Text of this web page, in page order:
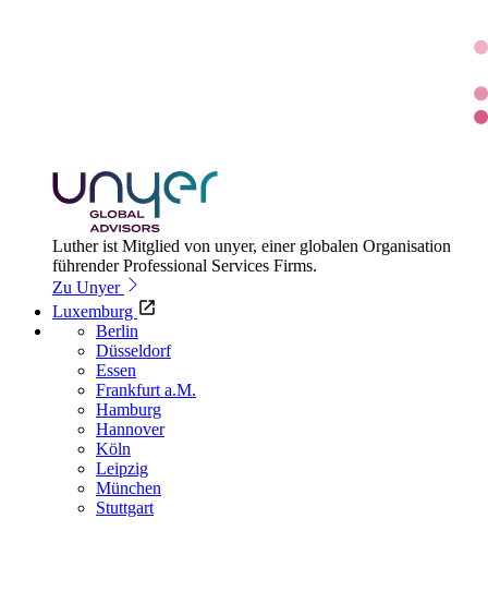
Luther ist Mitglied von unyer, einer globalen Organisation
führender Professional Services Firms.
Zu Unyer
Luxemburg
Berlin
Düsseldorf
Essen
Frankfurt a.M.
Hamburg
Hannover
Köln
Leipzig
München
Stuttgart